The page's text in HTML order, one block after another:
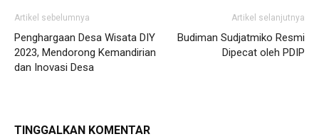
Artikel sebelumnya
Penghargaan Desa Wisata DIY
2023, Mendorong Kemandirian
dan Inovasi Desa
Artikel selanjutnya
Budiman Sudjatmiko Resmi
Dipecat oleh PDIP
TINGGALKAN KOMENTAR